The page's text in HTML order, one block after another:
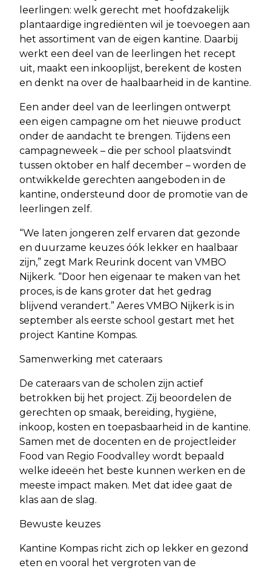
leerlingen: welk gerecht met hoofdzakelijk
plantaardige ingrediënten wil je toevoegen aan
het assortiment van de eigen kantine. Daarbij
werkt een deel van de leerlingen het recept
uit, maakt een inkooplijst, berekent de kosten
en denkt na over de haalbaarheid in de kantine.
Een ander deel van de leerlingen ontwerpt
een eigen campagne om het nieuwe product
onder de aandacht te brengen. Tijdens een
campagneweek – die per school plaatsvindt
tussen oktober en half december – worden de
ontwikkelde gerechten aangeboden in de
kantine, ondersteund door de promotie van de
leerlingen zelf.
“We laten jongeren zelf ervaren dat gezonde
en duurzame keuzes óók lekker en haalbaar
zijn,” zegt Mark Reurink docent van VMBO
Nijkerk. “Door hen eigenaar te maken van het
proces, is de kans groter dat het gedrag
blijvend verandert.” Aeres VMBO Nijkerk is in
september als eerste school gestart met het
project Kantine Kompas.
Samenwerking met cateraars
De cateraars van de scholen zijn actief
betrokken bij het project. Zij beoordelen de
gerechten op smaak, bereiding, hygiëne,
inkoop, kosten en toepasbaarheid in de kantine.
Samen met de docenten en de projectleider
Food van Regio Foodvalley wordt bepaald
welke ideeën het beste kunnen werken en de
meeste impact maken. Met dat idee gaat de
klas aan de slag.
Bewuste keuzes
Kantine Kompas richt zich op lekker en gezond
eten en vooral het vergroten van de